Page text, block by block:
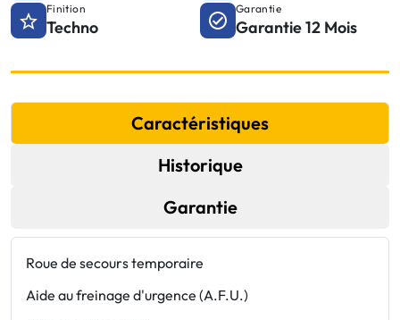
Finition
Techno
Garantie
Garantie 12 Mois
Caractéristiques
Historique
Garantie
Roue de secours temporaire
Aide au freinage d'urgence (A.F.U.)